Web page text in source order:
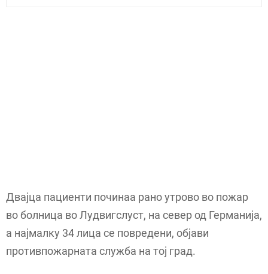
Двајца пациенти починаа рано утрово во пожар
во болница во Лудвигслуст, на север од Германија,
а најмалку 34 лица се повредени, објави
противпожарната служба на тој град.